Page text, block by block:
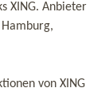
XING. Anbieter
von XING